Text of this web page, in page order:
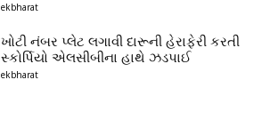
ekbharat
ખોટી નંબર પ્લેટ લગાવી દારૂની હેરાફેરી કરતી
સ્કોર્પિયો એલસીબીના હાથે ઝડપાઈ
ekbharat